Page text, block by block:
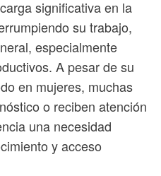
significativa en la
su trabajo,
especialmente
A pesar de su
en mujeres, muchas
o reciben atención
una necesidad
y acceso